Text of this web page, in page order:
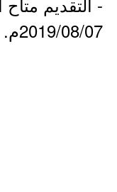
2019/08/07م.